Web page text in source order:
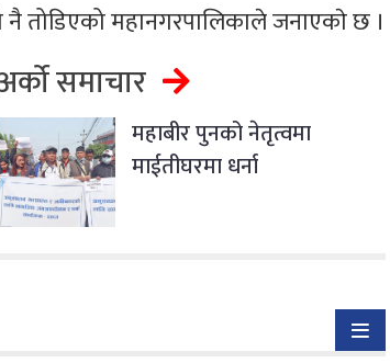
नै तोडिएको महानगरपालिकाले जनाएकाे छ ।
समाचार
महाबीर पुनको नेतृत्वमा
माईतीघरमा धर्ना